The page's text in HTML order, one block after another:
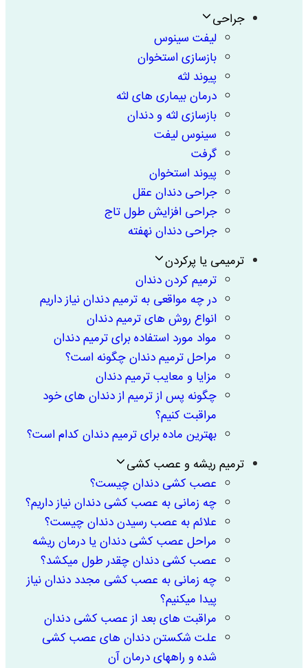
جراحی
لیفت سینوس
بازسازی استخوان
پیوند لثه
درمان بیماری های لثه
بازسازی لثه و دندان
سینوس لیفت
گرفت
پیوند استخوان
جراحی دندان عقل
جراحی افزایش طول تاج
جراحی دندان نهفته
ترمیمی یا پرکردن
ترمیم کردن دندان
در چه مواقعی به ترمیم دندان نیاز داریم
انواع روش های ترمیم دندان
مواد مورد استفاده برای ترمیم دندان
مراحل ترمیم دندان چگونه است؟
مزایا و معایب ترمیم دندان
چگونه پس از ترمیم از دندان های خود
مراقبت کنیم؟
بهترین ماده برای ترمیم دندان کدام است؟
ترمیم ریشه و عصب کشی
عصب کشی دندان چیست؟
چه زمانی به عصب کشی دندان نیاز داریم؟
علائم به عصب رسیدن دندان چیست؟
مراحل عصب کشی دندان یا درمان ریشه
عصب کشی دندان چقدر طول میکشد؟
چه زمانی به عصب کشی مجدد دندان نیاز
پیدا میکنیم؟
مراقبت های بعد از عصب کشی دندان
علت شکستن دندان های عصب کشی
شده و راههای درمان آن